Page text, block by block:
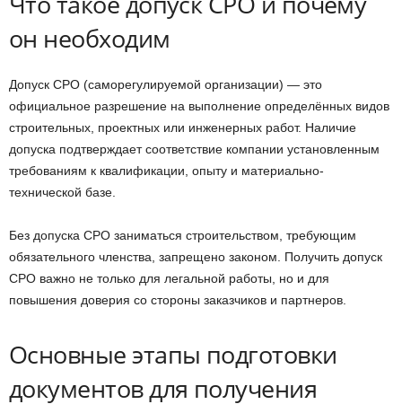
он необходим
Допуск СРО (саморегулируемой организации) — это
официальное разрешение на выполнение определённых видов
строительных, проектных или инженерных работ. Наличие
допуска подтверждает соответствие компании установленным
требованиям к квалификации, опыту и материально-
технической базе.
Без допуска СРО заниматься строительством, требующим
обязательного членства, запрещено законом. Получить допуск
СРО важно не только для легальной работы, но и для
повышения доверия со стороны заказчиков и партнеров.
Основные этапы подготовки
документов для получения